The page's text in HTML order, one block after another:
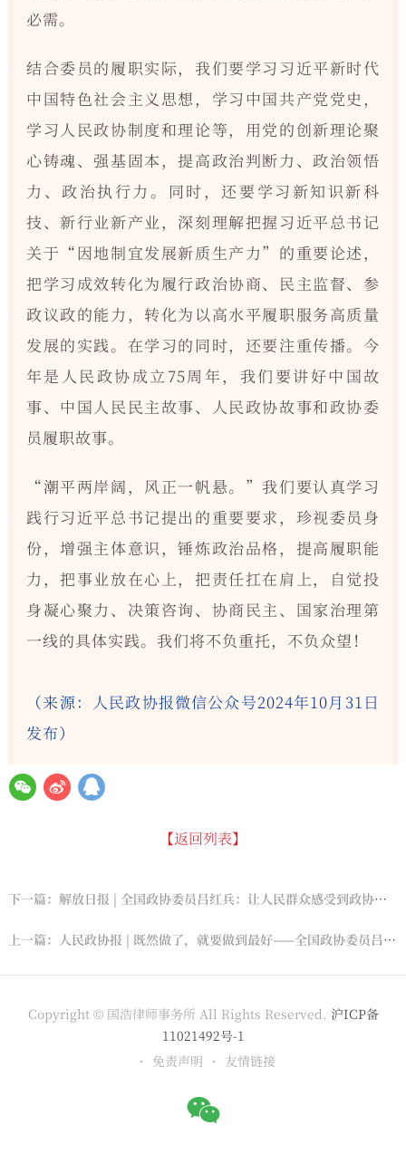
必需。
结合委员的履职实际，我们要学习习近平新时代
中国特色社会主义思想，学习中国共产党党史，
学习人民政协制度和理论等，用党的创新理论聚
心铸魂、强基固本，提高政治判断力、政治领悟
力、政治执行力。同时，还要学习新知识新科
技、新行业新产业，深刻理解把握习近平总书记
关于“因地制宜发展新质生产力”的重要论述，
把学习成效转化为履行政治协商、民主监督、参
政议政的能力，转化为以高水平履职服务高质量
发展的实践。在学习的同时，还要注重传播。今
年是人民政协成立75周年，我们要讲好中国故
事、中国人民民主故事、人民政协故事和政协委
员履职故事。
“潮平两岸阔，风正一帆悬。”我们要认真学习
践行习近平总书记提出的重要要求，珍视委员身
份，增强主体意识，锤炼政治品格，提高履职能
力，把事业放在心上，把责任扛在肩上，自觉投
身凝心聚力、决策咨询、协商民主、国家治理第
一线的具体实践。我们将不负重托，不负众望！
（来源：人民政协报微信公众号2024年10月31日
发布）
【返回列表】
下一篇：解放日报 | 全国政协委员吕红兵：让人民群众感受到政协委员就在身边
上一篇：人民政协报 | 既然做了，就要做到最好——全国政协委员吕红兵的履职故事
Copyright © 国浩律师事务所 All Rights Reserved. 沪ICP备
11021492号-1
免责声明
友情链接